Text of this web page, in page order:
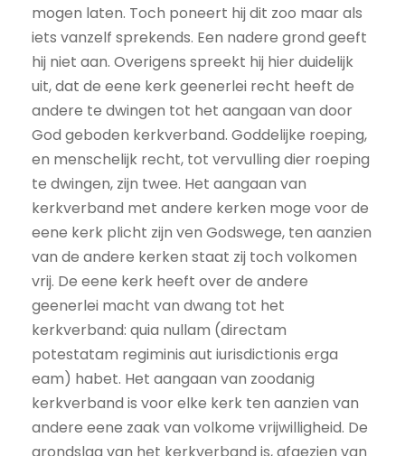
mogen laten. Toch poneert hij dit zoo maar als
iets vanzelf sprekends. Een nadere grond geeft
hij niet aan. Overigens spreekt hij hier duidelijk
uit, dat de eene kerk geenerlei recht heeft de
andere te dwingen tot het aangaan van door
God geboden kerkverband. Goddelijke roeping,
en menschelijk recht, tot vervulling dier roeping
te dwingen, zijn twee. Het aangaan van
kerkverband met andere kerken moge voor de
eene kerk plicht zijn ven Godswege, ten aanzien
van de andere kerken staat zij toch volkomen
vrij. De eene kerk heeft over de andere
geenerlei macht van dwang tot het
kerkverband: quia nullam (directam
potestatam regiminis aut iurisdictionis erga
eam) habet. Het aangaan van zoodanig
kerkverband is voor elke kerk ten aanzien van
andere eene zaak van volkome vrijwilligheid. De
grondslag van het kerkverband is, afgezien van